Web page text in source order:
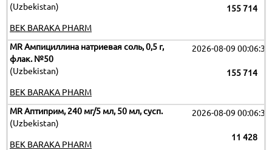
(Uzbekistan)
155 714
BEK BARAKA PHARM
MR Ампициллина натриевая соль, 0,5 г,
флак. №50
(Uzbekistan)
2026-08-09 00:06:32
155 714
BEK BARAKA PHARM
MR Аптиприм, 240 мг/5 мл, 50 мл, сусп.
(Uzbekistan)
2026-08-09 00:06:32
11 428
BEK BARAKA PHARM